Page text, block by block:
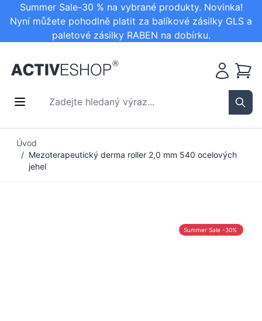
Summer Sale-30 % na vybrané produkty. Novinka!
Nyní můžete pohodlně platit za balíkové zásilky GLS a
paletové zásilky RABEN na dobírku.
Zadejte hledaný výraz...
Košík
Úvod
/ Mezoterapeutický derma roller 2,0 mm 540 ocelových
jehel
Summer Sale -30%